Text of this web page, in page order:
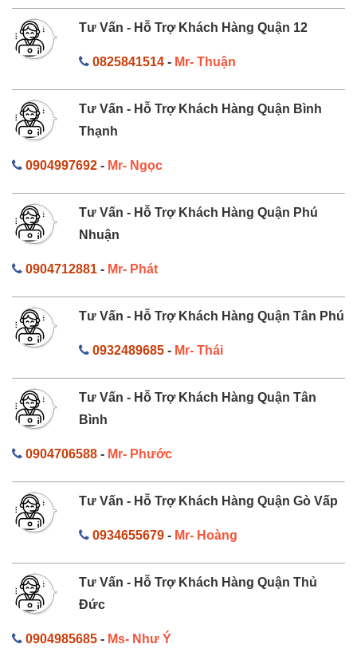
Tư Vấn - Hỗ Trợ Khách Hàng Quận 12
0825841514- Mr- Thuận
Tư Vấn - Hỗ Trợ Khách Hàng Quận Bình
Thạnh
0904997692 - Mr- Ngọc
Tư Vấn - Hỗ Trợ Khách Hàng Quận Phú
Nhuận
0904712881 - Mr- Phát
Tư Vấn - Hỗ Trợ Khách Hàng Quận Tân Phú
0932489685- Mr- Thái
Tư Vấn - Hỗ Trợ Khách Hàng Quận Tân
Bình
0904706588 - Mr- Phước
Tư Vấn - Hỗ Trợ Khách Hàng Quận Gò Vấp
0934655679- Mr- Hoàng
Tư Vấn - Hỗ Trợ Khách Hàng Quận Thủ
Đức
0904985685 - Ms- Như Ý